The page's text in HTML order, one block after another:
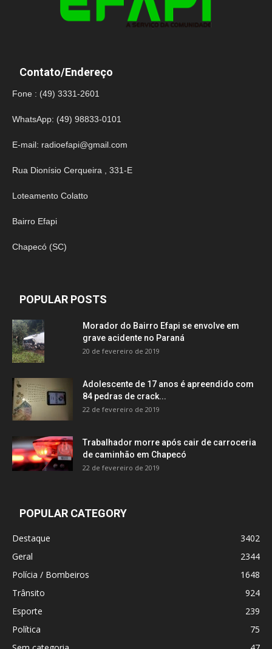
Contato/Endereço
Fone : (49) 3331-2601
WhatsApp: (49) 98833-0101
E-mail: radioefapi@gmail.com
Rua Dionísio Cerqueira , 331-E
Loteamento Colatto
Bairro Efapi
Chapecó (SC)
POPULAR POSTS
Morador do Bairro Efapi se envolve em
grave acidente no Paraná
20 de fevereiro de 2019
Adolescente de 17 anos é apreendido com
84 pedras de crack...
22 de fevereiro de 2019
Trabalhador morre após cair de carroceria
de caminhão em Chapecó
22 de fevereiro de 2019
POPULAR CATEGORY
Destaque
3402
Geral
2344
Polícia / Bombeiros
1648
Trânsito
924
Esporte
239
Política
75